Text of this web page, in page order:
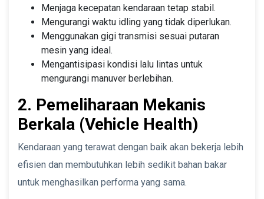
Menjaga kecepatan kendaraan tetap stabil.
Mengurangi waktu idling yang tidak diperlukan.
Menggunakan gigi transmisi sesuai putaran
mesin yang ideal.
Mengantisipasi kondisi lalu lintas untuk
mengurangi manuver berlebihan.
2. Pemeliharaan Mekanis
Berkala (Vehicle Health)
Kendaraan yang terawat dengan baik akan bekerja lebih
efisien dan membutuhkan lebih sedikit bahan bakar
untuk menghasilkan performa yang sama.